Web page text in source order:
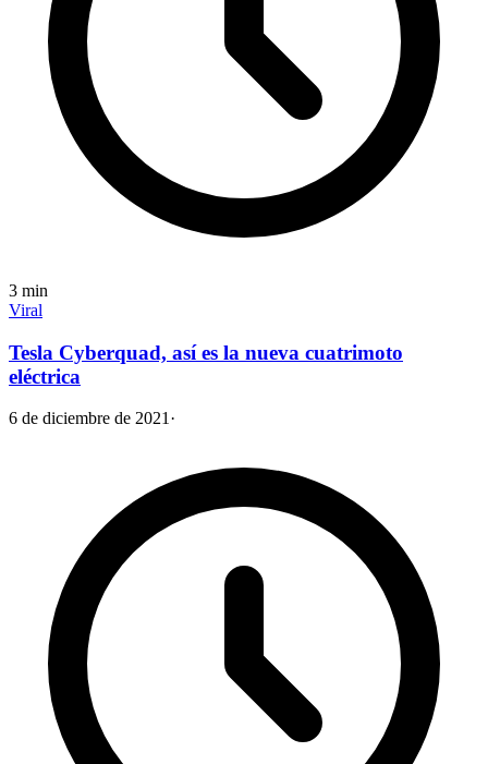
3 min
Viral
Tesla Cyberquad, así es la nueva cuatrimoto
eléctrica
6 de diciembre de 2021·